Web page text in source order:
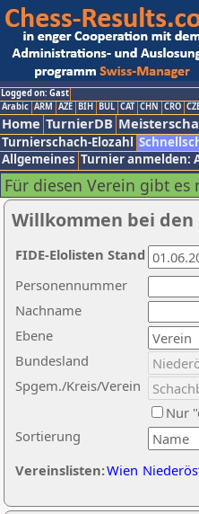
Logged on: Gast
Arabic ARM AZE BIH BUL CAT CHN CRO
Home TurnierDB
Turnierschach-Elozahl
Allgemeines Turnier anmelden:
Für diesen Verein gibt es
Willkommen bei den
Nachname
Ebene
Sortierung
Personennummer
Bundesland
Spgem./Kreis/Verein
Nur
Vereinslisten:Wien
FIDE-Elolisten Stand